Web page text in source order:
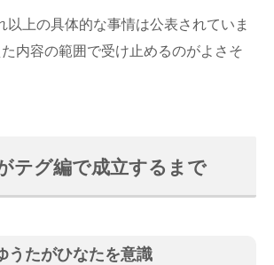
以上の具体的な事情は公表されていま
内容の範囲で受け止めるのがよさそ
テグ編で成立するまで
うたがひなたを意識